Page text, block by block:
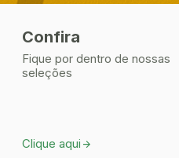
Confira
Fique por dentro de nossas
seleções
Clique aqui arrow_forward